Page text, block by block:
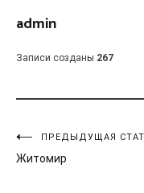
admin
Записи созданы 267
Навигация
по
ПРЕДЫДУЩАЯ
Житомир